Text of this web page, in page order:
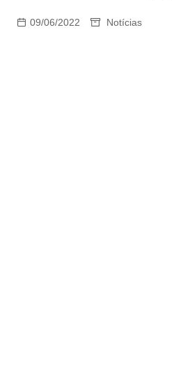
09/06/2022 Notícias